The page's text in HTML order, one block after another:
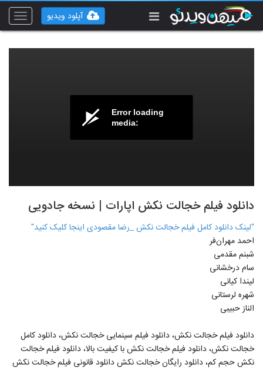
Toggle
آپلود ویدیو
Error loading
media:
دانلود فیلم خجالت نکش اپارات | نسخه جادویی
"لینک دانلود کامل فیلم خجالت نکش _رضا مقصودی اینجا کلیک کنید"
احمد مهران‌فر
شبنم مقدمی
سام درخشانی
لیندا کیانی
شهره لرستانی
الناز حبیبی
دانلود فیلم خجالت نکش، دانلود فیلم سینمایی خجالت نکش، دانلود کامل
خجالت نکش، دانلود فیلم خجالت نکش با کیفیت بالا، دانلود فیلم خجالت
نکش حجم کم، دانلود رایگان خجالت نکش دانلود قانونی فیلم خجالت نکش